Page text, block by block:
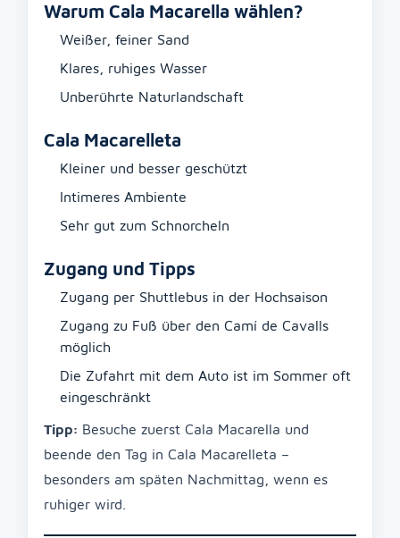
Warum Cala Macarella wählen?
Weißer, feiner Sand
Klares, ruhiges Wasser
Unberührte Naturlandschaft
Cala Macarelleta
Kleiner und besser geschützt
Intimeres Ambiente
Sehr gut zum Schnorcheln
Zugang und Tipps
Zugang per Shuttlebus in der Hochsaison
Zugang zu Fuß über den Camí de Cavalls
möglich
Die Zufahrt mit dem Auto ist im Sommer oft
eingeschränkt
Tipp: Besuche zuerst Cala Macarella und
beende den Tag in Cala Macarelleta –
besonders am späten Nachmittag, wenn es
ruhiger wird.